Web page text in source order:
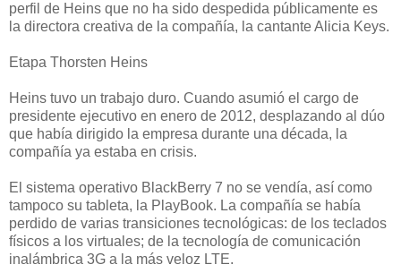
perfil de Heins que no ha sido despedida públicamente es
la directora creativa de la compañía, la cantante Alicia Keys.
Etapa Thorsten Heins
Heins tuvo un trabajo duro. Cuando asumió el cargo de
presidente ejecutivo en enero de 2012, desplazando al dúo
que había dirigido la empresa durante una década, la
compañía ya estaba en crisis.
El sistema operativo BlackBerry 7 no se vendía, así como
tampoco su tableta, la PlayBook. La compañía se había
perdido de varias transiciones tecnológicas: de los teclados
físicos a los virtuales; de la tecnología de comunicación
inalámbrica 3G a la más veloz LTE.